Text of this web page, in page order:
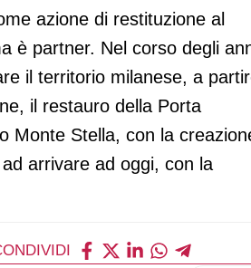
azione di restituzione al
è partner. Nel corso degli
il territorio milanese, a
il restauro della Porta
Monte Stella, con la
arrivare ad oggi, con la